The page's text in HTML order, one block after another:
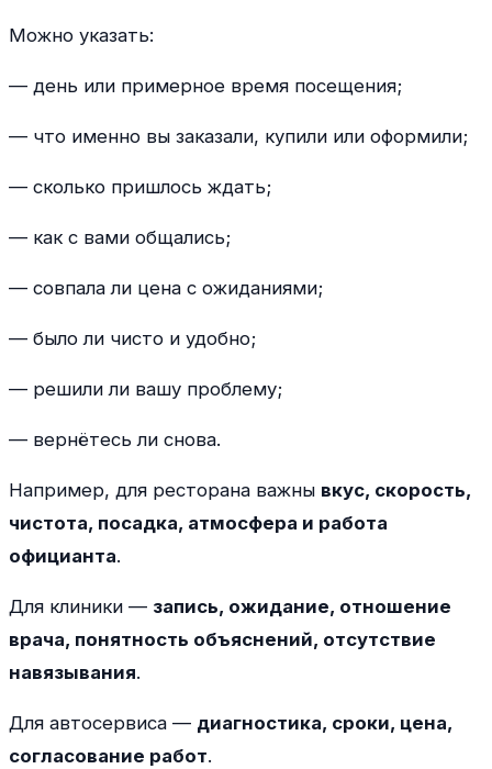
Можно указать:
— день или примерное время посещения;
— что именно вы заказали, купили или оформили;
— сколько пришлось ждать;
— как с вами общались;
— совпала ли цена с ожиданиями;
— было ли чисто и удобно;
— решили ли вашу проблему;
— вернётесь ли снова.
Например, для ресторана важны вкус, скорость,
чистота, посадка, атмосфера и работа
официанта.
Для клиники — запись, ожидание, отношение
врача, понятность объяснений, отсутствие
навязывания.
Для автосервиса — диагностика, сроки, цена,
согласование работ.